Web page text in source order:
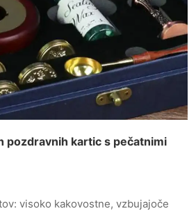
pozdravnih kartic s pečatnimi
visoko kakovostne, vzbujajoče